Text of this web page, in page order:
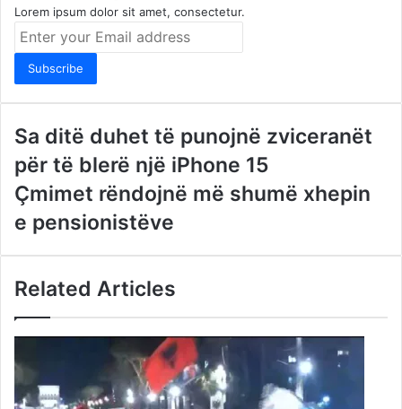
Lorem ipsum dolor sit amet, consectetur.
Enter
Email
address
Sa ditë duhet të punojnë zviceranët
për të blerë një iPhone 15
Çmimet rëndojnë më shumë xhepin
e pensionistëve
Related Articles